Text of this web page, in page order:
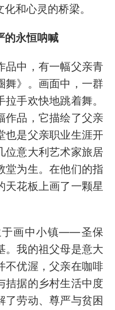
和心灵的桥梁。
的永恒呐喊
品中，有一幅父亲青
舞》。画面中，一群
手欢快地跳着舞。
作品，它描绘了父亲
也是父亲职业生涯开
位意大利艺术家旅居
堂为生。在他们的指
天花板上画了一颗星
于画中小镇——圣保
。我的祖父母是意大
不优渥，父亲在咖啡
拮据的乡村生活中度
了劳动、尊严与贫困